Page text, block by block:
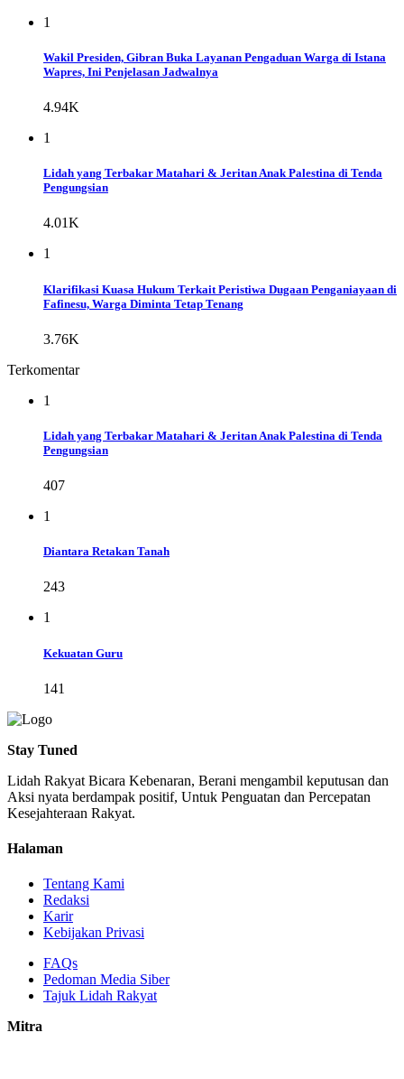
1
Wakil Presiden, Gibran Buka Layanan Pengaduan Warga di Istana
Wapres, Ini Penjelasan Jadwalnya
4.94K
1
Lidah yang Terbakar Matahari & Jeritan Anak Palestina di Tenda
Pengungsian
4.01K
1
Klarifikasi Kuasa Hukum Terkait Peristiwa Dugaan Penganiayaan di
Fafinesu, Warga Diminta Tetap Tenang
3.76K
Terkomentar
1
Lidah yang Terbakar Matahari & Jeritan Anak Palestina di Tenda
Pengungsian
407
1
Diantara Retakan Tanah
243
1
Kekuatan Guru
141
Stay Tuned
Lidah Rakyat Bicara Kebenaran, Berani mengambil keputusan dan
Aksi nyata berdampak positif, Untuk Penguatan dan Percepatan
Kesejahteraan Rakyat.
Halaman
Tentang Kami
Redaksi
Karir
Kebijakan Privasi
FAQs
Pedoman Media Siber
Tajuk Lidah Rakyat
Mitra